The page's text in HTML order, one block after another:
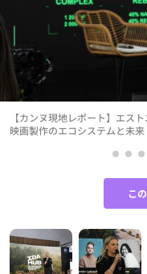
【カンヌ現地レポート】エス
映画製作のエコシステムと未来
こ